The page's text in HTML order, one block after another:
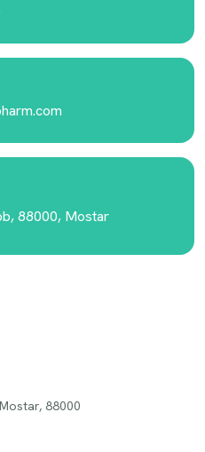
88000, Mostar
88000